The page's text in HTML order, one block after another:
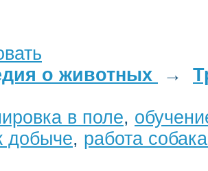
о животных
→
в поле,
добыче, работа